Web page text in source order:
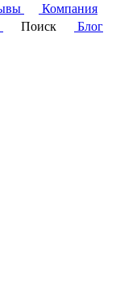
Компания
Поиск
Блог